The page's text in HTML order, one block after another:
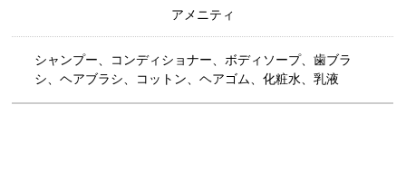
アメニティ
シャンプー、コンディショナー、ボディソープ、歯ブラ
シ、ヘアブラシ、コットン、ヘアゴム、化粧水、乳液